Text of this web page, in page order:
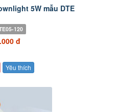
5W mẫu DTE
120
đ
Yêu thích